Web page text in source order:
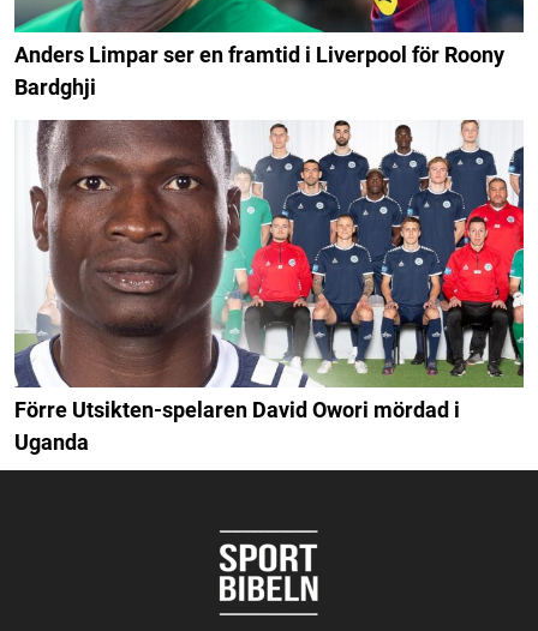
Anders Limpar ser en framtid i Liverpool för Roony
Bardghji
Förre Utsikten-spelaren David Owori mördad i
Uganda